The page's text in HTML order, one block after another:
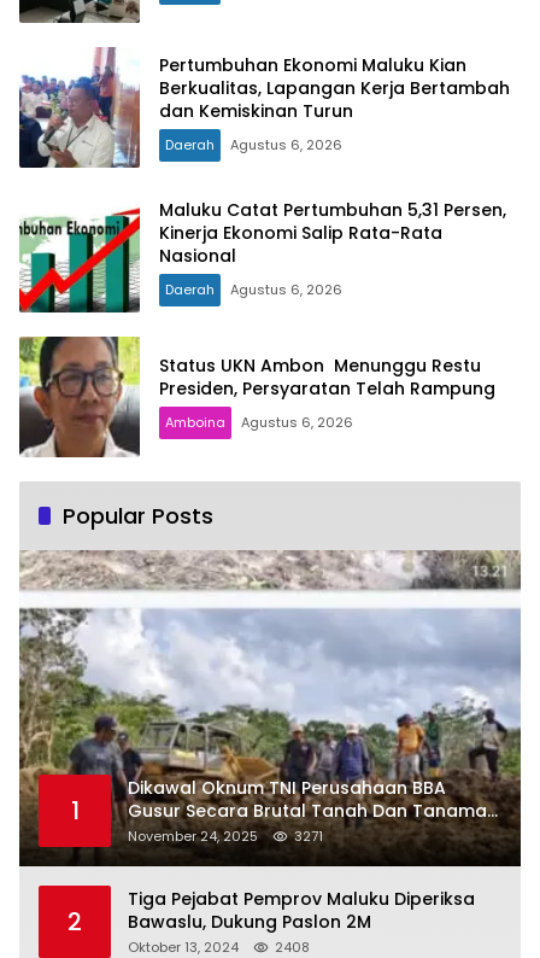
Pertumbuhan Ekonomi Maluku Kian
Berkualitas, Lapangan Kerja Bertambah
dan Kemiskinan Turun
Daerah Agustus 6, 2026
Maluku Catat Pertumbuhan 5,31 Persen,
Kinerja Ekonomi Salip Rata-Rata
Nasional
Daerah Agustus 6, 2026
Status UKN Ambon Menunggu Restu
Presiden, Persyaratan Telah Rampung
Amboina Agustus 6, 2026
Popular Posts
1
Dikawal Oknum TNI Perusahaan BBA
Gusur Secara Brutal Tanah Dan Tanaman
Warga, Akademisi Unpatti Minta Pangdam
Tertibkan Anggotanya
November 24, 2025 3271
2
Tiga Pejabat Pemprov Maluku Diperiksa
Bawaslu, Dukung Paslon 2M
Oktober 13, 2024 2408